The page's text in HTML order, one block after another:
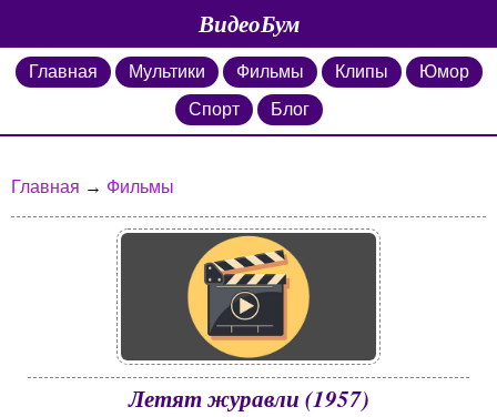
ВидеоБум
Главная Мультики Фильмы Клипы
Юмор
Спорт
Блог
Главная → Фильмы
Летят журавли (1957)